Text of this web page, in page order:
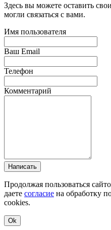
Здесь вы можете оставить
могли связаться с вами.
Имя пользователя
Ваш Email
Телефон
Комментарий
Написать
Продолжая пользоваться
даете согласие на обработку
cookies.
Ok